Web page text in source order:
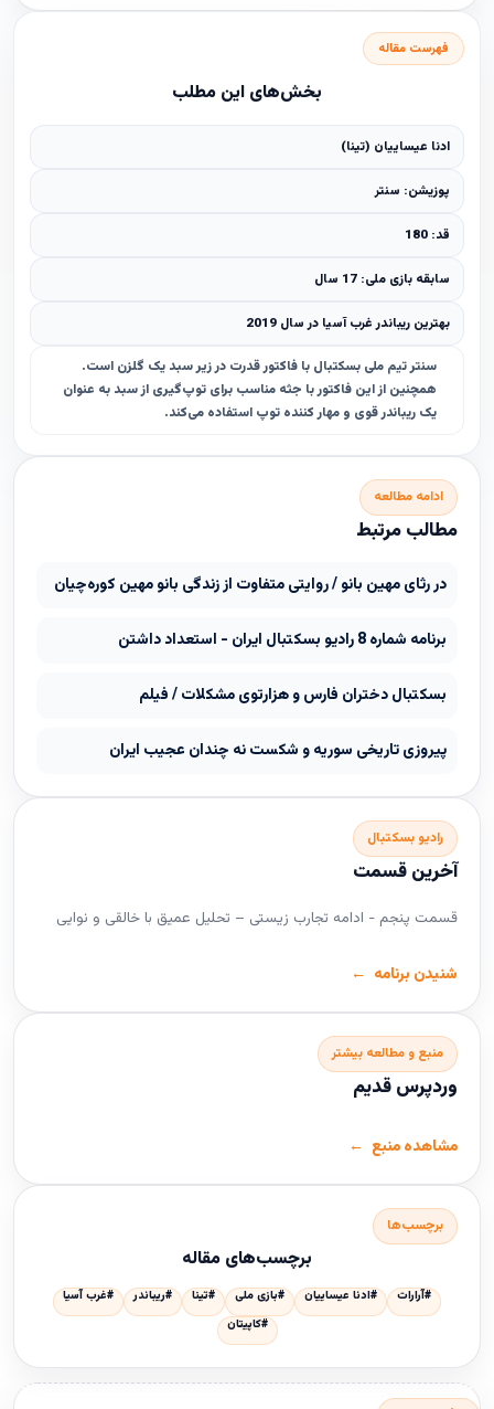
فهرست مقاله
بخش‌های این مطلب
ادنا عیساییان (تینا)
پوزیشن: سنتر
قد: 180
سابقه بازی ملی: 17 سال
بهترین ریباندر غرب آسیا در سال 2019
سنتر تیم ملی بسکتبال با فاکتور قدرت در زیر سبد یک گلزن است.
همچنین از این فاکتور با جثه مناسب برای توپ‌گیری از سبد به عنوان
یک ریباندر قوی و مهار کننده توپ استفاده می‌کند.
ادامه مطالعه
مطالب مرتبط
در رثای مهین بانو / روایتی متفاوت از زندگی بانو مهین کوره‌چیان
برنامه شماره 8 رادیو بسکتبال ایران - استعداد داشتن
بسكتبال دختران فارس و هزارتوى مشكلات / فیلم
پیروزی تاریخی سوریه و شکست نه چندان عجیب ایران
رادیو بسکتبال
آخرین قسمت
قسمت پنجم - ادامه تجارب زیستی – تحلیل عمیق با خالقی و نوایی
شنیدن برنامه
منبع و مطالعه بیشتر
وردپرس قدیم
مشاهده منبع
برچسب‌ها
برچسب‌های مقاله
#آرارات #ادنا عیساییان #بازی ملی #تینا #ریباندر
#غرب آسیا
#کاپیتان